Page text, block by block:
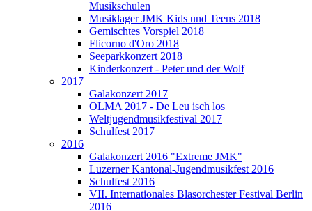
Musikschulen
Musiklager JMK Kids und Teens 2018
Gemischtes Vorspiel 2018
Flicorno d'Oro 2018
Seeparkkonzert 2018
Kinderkonzert - Peter und der Wolf
2017
Galakonzert 2017
OLMA 2017 - De Leu isch los
Weltjugendmusikfestival 2017
Schulfest 2017
2016
Galakonzert 2016 "Extreme JMK"
Luzerner Kantonal-Jugendmusikfest 2016
Schulfest 2016
VII. Internationales Blasorchester Festival Berlin
2016